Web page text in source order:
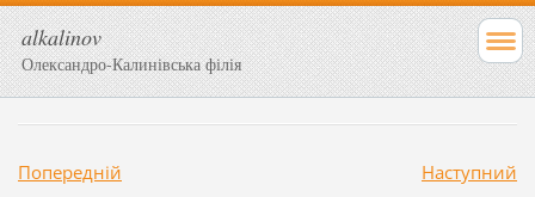
alkalinov
Олександро-Калинівська філія
Попередній
Наступний